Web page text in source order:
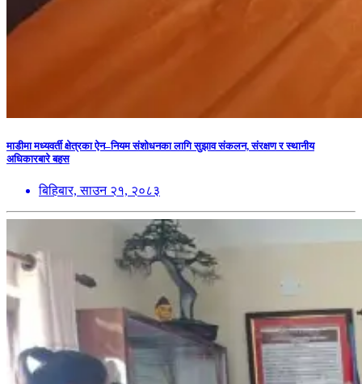
माडीमा मध्यवर्ती क्षेत्रका ऐन–नियम संशोधनका लागि सुझाव संकलन, संरक्षण र स्थानीय
अधिकारबारे बहस
बिहिबार, साउन २१, २०८३